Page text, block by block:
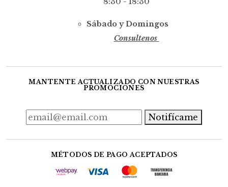
Sábado y Domingos
Consultenos
MANTENTE ACTUALIZADO CON NUESTRAS
PROMOCIONES
Notifícame
MÉTODOS DE PAGO ACEPTADOS